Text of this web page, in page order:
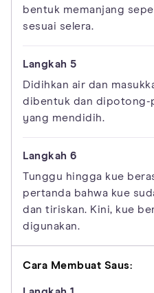
bentuk memanjang
sesuai selera.
Didihkan air dan
dibentuk dan dipotong-
yang mendidih.
Tunggu hingga kue
pertanda bahwa kue
dan tiriskan. Kini, kue
digunakan.
Cara Membuat Saus: